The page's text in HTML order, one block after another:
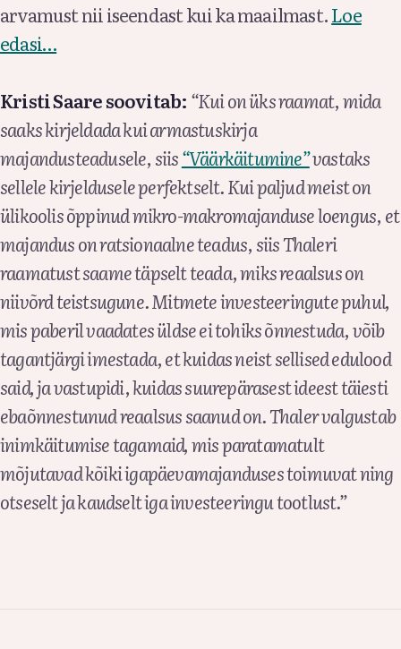
arvamust nii iseendast kui ka maailmast.Loe
edasi…
Kristi Saare soovitab: “Kui on üks raamat, mida
saaks kirjeldada kui armastuskirja
majandusteadusele, siis“Väärkäitumine”vastaks
sellele kirjeldusele perfektselt. Kui paljud meist on
ülikoolis õppinud mikro-makromajanduse loengus, et
majandus on ratsionaalne teadus, siis Thaleri
raamatust saame täpselt teada, miks reaalsus on
niivõrd teistsugune. Mitmete investeeringute puhul,
mis paberil vaadates üldse ei tohiks õnnestuda, võib
tagantjärgi imestada, et kuidas neist sellised edulood
said, ja vastupidi, kuidas suurepärasest ideest täiesti
ebaõnnestunud reaalsus saanud on. Thaler valgustab
inimkäitumise tagamaid, mis paratamatult
mõjutavad kõiki igapäevamajanduses toimuvat ning
otseselt ja kaudselt iga investeeringu tootlust.”